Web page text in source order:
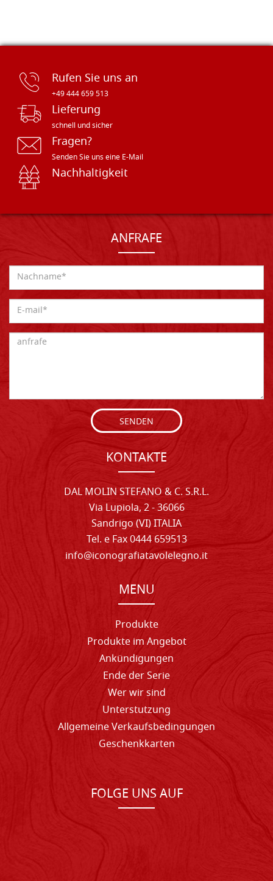
Rufen Sie uns an
+49 444 659 513
Lieferung
schnell und sicher
Fragen?
Senden Sie uns eine E-Mail
Nachhaltigkeit
ANFRAFE
SENDEN
KONTAKTE
DAL MOLIN STEFANO & C. S.R.L.
Via Lupiola, 2 - 36066
Sandrigo (VI) ITALIA
Tel. e Fax 0444 659513
info@iconografiatavolelegno.it
MENU
Produkte
Produkte im Angebot
Ankündigungen
Ende der Serie
Wer wir sind
Unterstutzung
Allgemeine Verkaufsbedingungen
Geschenkkarten
FOLGE UNS AUF